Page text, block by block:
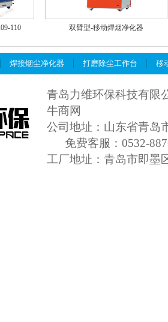
110 双臂型-移动焊烟净化器
焊接烟尘净化器 打磨除尘工作台 移
青岛力维环保科技有限
牛商网
公司地址：山东省青岛
免费客服：0532-
工厂地址：青岛市即墨